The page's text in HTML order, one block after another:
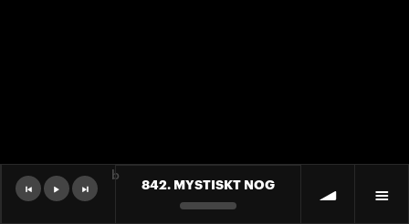
842. MYSTISKT NOG
b